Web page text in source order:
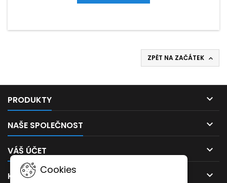
ZPĚT NA ZAČÁTEK 
PRODUKTY 
NAŠE SPOLEČNOST 
VÁŠ ÚČET 
KONTAKT 
Cookies